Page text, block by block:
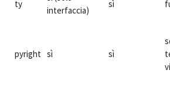
ty
interfaccia)
sì
pyright sì sì